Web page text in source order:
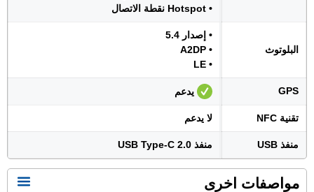
• Hotspot نقطة الاتصال
البلوتوث
• إصدار 5.4
• A2DP
• LE
GPS يدعم
تقنية NFC لا يدعم
منفذ USB منفذ USB Type-C 2.0
مواصفات اخرى